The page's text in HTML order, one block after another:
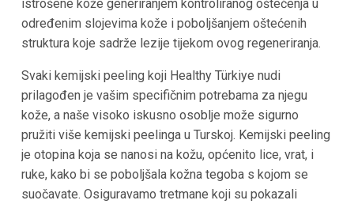
istrošene kože generiranjem kontroliranog oštećenja u
određenim slojevima kože i poboljšanjem oštećenih
struktura koje sadrže lezije tijekom ovog regeneriranja.
Svaki kemijski peeling koji Healthy Türkiye nudi
prilagođen je vašim specifičnim potrebama za njegu
kože, a naše visoko iskusno osoblje može sigurno
pružiti više kemijski peelinga u Turskoj. Kemijski peeling
je otopina koja se nanosi na kožu, općenito lice, vrat, i
ruke, kako bi se poboljšala kožna tegoba s kojom se
suočavate. Osiguravamo tretmane koji su pokazali